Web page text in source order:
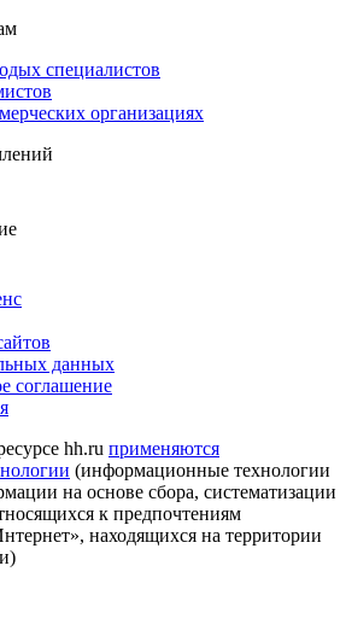
специалистов
организациях
данных
соглашение
hh.ru применяются
(информационные технологии
на основе сбора, систематизации
к предпочтениям
находящихся на территории